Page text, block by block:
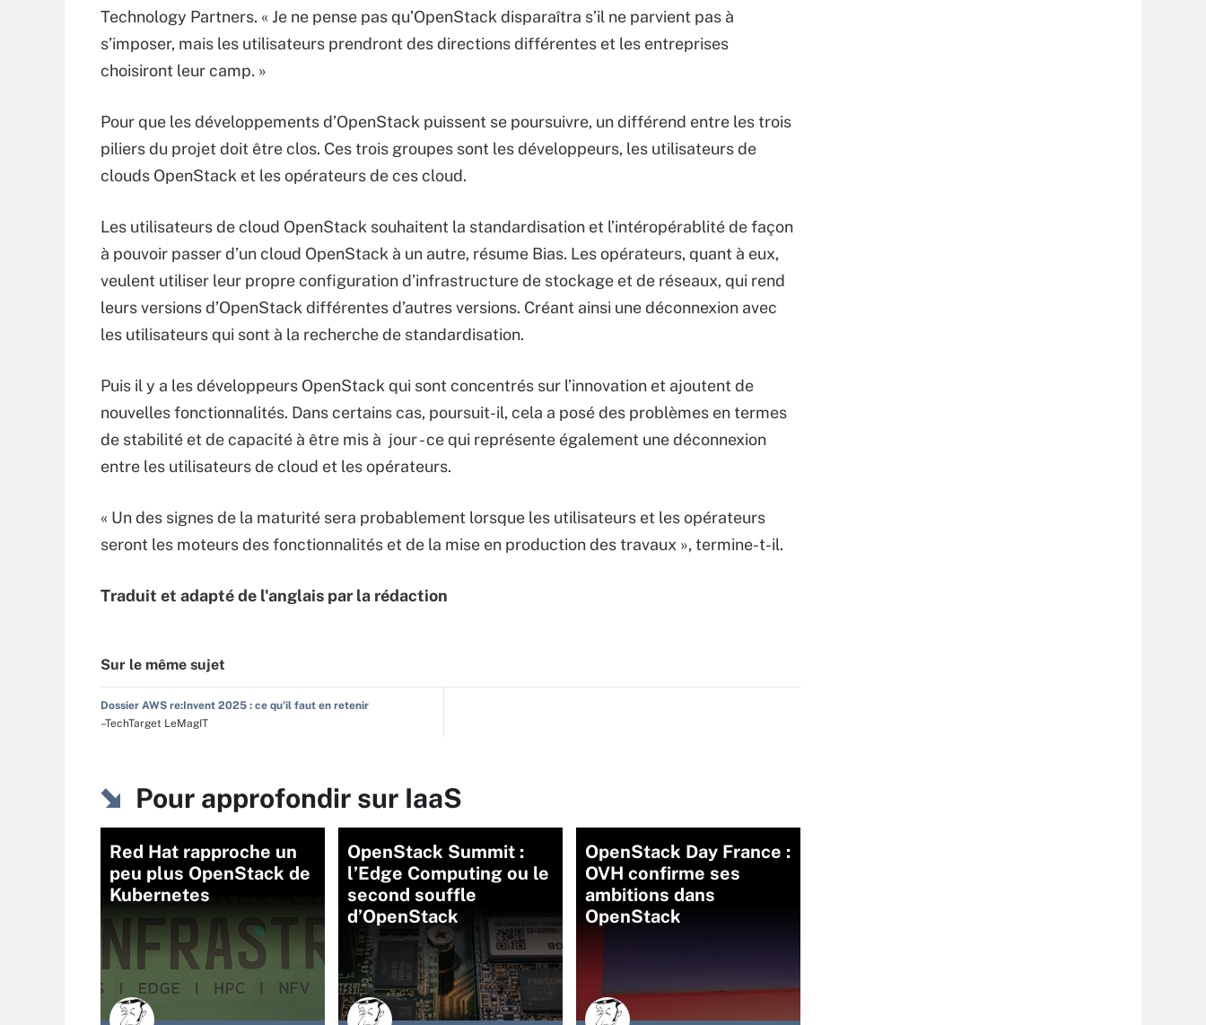
Technology Partners. « Je ne pense pas qu’OpenStack disparaîtra s’il ne parvient pas à
s’imposer, mais les utilisateurs prendront des directions différentes et les entreprises
choisiront leur camp. »
Pour que les développements d’OpenStack puissent se poursuivre, un différend entre les trois
piliers du projet doit être clos. Ces trois groupes sont les développeurs, les utilisateurs de
clouds OpenStack et les opérateurs de ces cloud.
Les utilisateurs de cloud OpenStack souhaitent la standardisation et l’intéropérablité de façon
à pouvoir passer d’un cloud OpenStack à un autre, résume Bias. Les opérateurs, quant à eux,
veulent utiliser leur propre configuration d’infrastructure de stockage et de réseaux, qui rend
leurs versions d’OpenStack différentes d’autres versions. Créant ainsi une déconnexion avec
les utilisateurs qui sont à la recherche de standardisation.
Puis il y a les développeurs OpenStack qui sont concentrés sur l’innovation et ajoutent de
nouvelles fonctionnalités. Dans certains cas, poursuit-il, cela a posé des problèmes en termes
de stabilité et de capacité à être mis à jour - ce qui représente également une déconnexion
entre les utilisateurs de cloud et les opérateurs.
« Un des signes de la maturité sera probablement lorsque les utilisateurs et les opérateurs
seront les moteurs des fonctionnalités et de la mise en production des travaux », termine-t-il.
Traduit et adapté de l'anglais par la rédaction
Sur le même sujet
Dossier AWS re:Invent 2025 : ce qu'il faut en retenir
–TechTarget LeMagIT
Pour approfondir sur IaaS
Red Hat rapproche un
peu plus OpenStack de
Kubernetes
OpenStack Summit :
l’Edge Computing ou le
second souffle
d’OpenStack
OpenStack Day France :
OVH confirme ses
ambitions dans
OpenStack